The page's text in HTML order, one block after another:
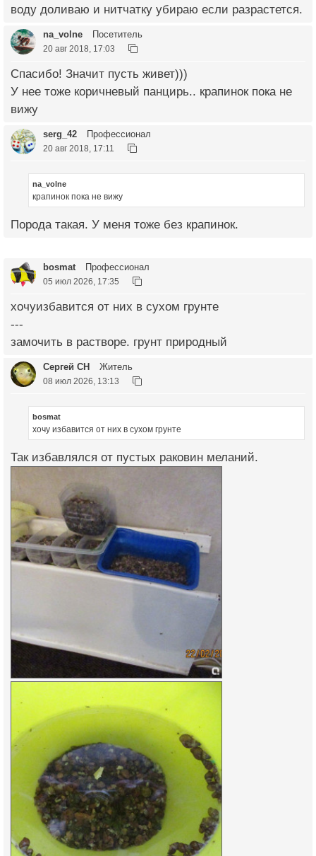
воду доливаю и нитчатку убираю если разрастется.
na_volne Посетитель
20 авг 2018, 17:03
Спасибо! Значит пусть живет)))
У нее тоже коричневый панцирь.. крапинок пока не
вижу
serg_42 Профессионал
20 авг 2018, 17:11
na_volne
крапинок пока не вижу
Порода такая. У меня тоже без крапинок.
bosmat Профессионал
05 июл 2026, 17:35
хочуизбавится от них в сухом грунте
---
замочить в растворе. грунт природный
Сергей СН Житель
08 июл 2026, 13:13
bosmat
хочу избавится от них в сухом грунте
Так избавлялся от пустых раковин меланий.